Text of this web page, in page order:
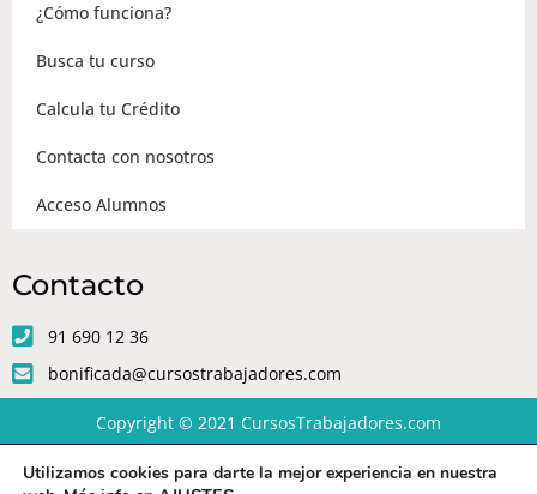
¿Cómo funciona?
Busca tu curso
Calcula tu Crédito
Contacta con nosotros
Acceso Alumnos
Contacto
91 690 12 36
bonificada@cursostrabajadores.com
Copyright © 2021 CursosTrabajadores.com
Aviso Legal| Política de Privacidad Condiciones de compra
Utilizamos cookies para darte la mejor experiencia en nuestra